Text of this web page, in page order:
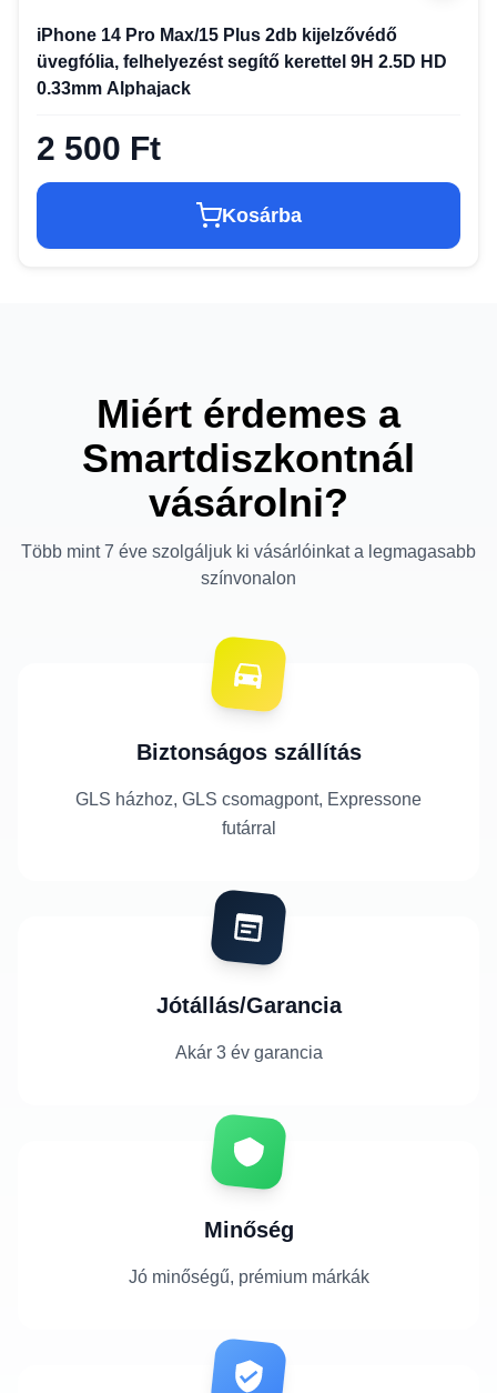
iPhone 14 Pro Max/15 Plus 2db kijelzővédő
üvegfólia, felhelyezést segítő kerettel 9H 2.5D HD
0.33mm Alphajack
2 500 Ft
Kosárba
Miért érdemes a
Smartdiszkontnál
vásárolni?
Több mint 7 éve szolgáljuk ki vásárlóinkat a legmagasabb
színvonalon
Biztonságos szállítás
GLS házhoz, GLS csomagpont, Expressone
futárral
Jótállás/Garancia
Akár 3 év garancia
Minőség
Jó minőségű, prémium márkák